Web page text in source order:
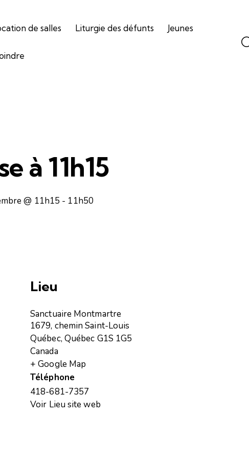
de salles Liturgie des défunts Jeunes
à 11h15
@ 11h15 - 11h50
Lieu
Sanctuaire Montmartre
1679, chemin Saint-Louis
Québec, Québec G1S 1G5
Canada
+ Google Map
Téléphone
418-681-7357
Voir Lieu site web